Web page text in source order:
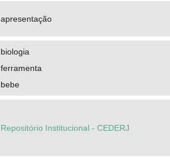
apresentação
biologia
ferramenta
bebe
Repositório Institucional - CEDERJ